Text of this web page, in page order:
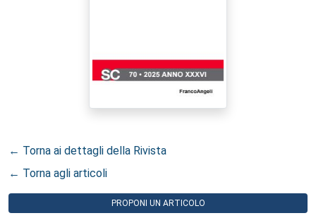
← Torna ai dettagli della Rivista
← Torna agli articoli
PROPONI UN ARTICOLO